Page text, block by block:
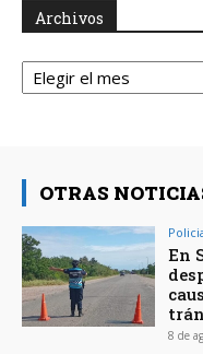
Archivos
Archivos
OTRAS
En
8 de